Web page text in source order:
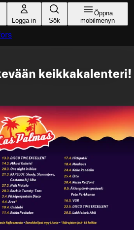
Logga in Sök
Öppna
mobilmenyn
keikkakalenteri!